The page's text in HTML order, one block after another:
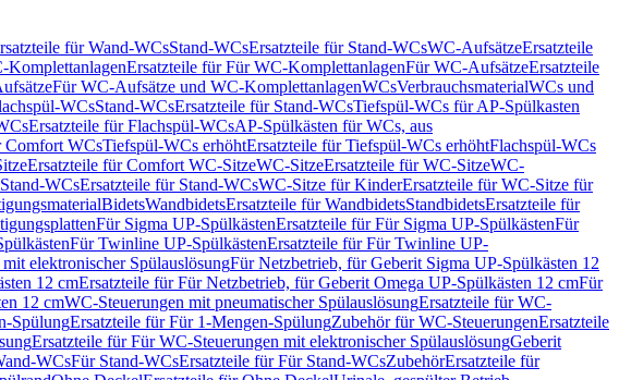
für Wand-WCsStand-WCsErsatzteile für Stand-WCsWC-AufsätzeErsatzteile
KomplettanlagenErsatzteile für Für WC-KomplettanlagenFür WC-AufsätzeErsatzteile
Für WC-Aufsätze und WC-KomplettanlagenWCsVerbrauchsmaterialWCs und
WCsStand-WCsErsatzteile für Stand-WCsTiefspül-WCs für AP-Spülkasten
Ersatzteile für Flachspül-WCsAP-Spülkästen für WCs, aus
Comfort WCsTiefspül-WCs erhöhtErsatzteile für Tiefspül-WCs erhöhtFlachspül-WCs
Ersatzteile für Comfort WC-SitzeWC-SitzeErsatzteile für WC-SitzeWC-
Stand-WCsErsatzteile für Stand-WCsWC-Sitze für KinderErsatzteile für WC-Sitze für
BidetsWandbidetsErsatzteile für WandbidetsStandbidetsErsatzteile für
Für Sigma UP-SpülkästenErsatzteile für Für Sigma UP-SpülkästenFür
Für Twinline UP-SpülkästenErsatzteile für Für Twinline UP-
elektronischer SpülauslösungFür Netzbetrieb, für Geberit Sigma UP-Spülkästen 12
12 cmErsatzteile für Für Netzbetrieb, für Geberit Omega UP-Spülkästen 12 cmFür
12 cmWC-Steuerungen mit pneumatischer SpülauslösungErsatzteile für WC-
SpülungErsatzteile für Für 1-Mengen-SpülungZubehör für WC-SteuerungenErsatzteile
Ersatzteile für Für WC-Steuerungen mit elektronischer SpülauslösungGeberit
WCsFür Stand-WCsErsatzteile für Für Stand-WCsZubehörErsatzteile für